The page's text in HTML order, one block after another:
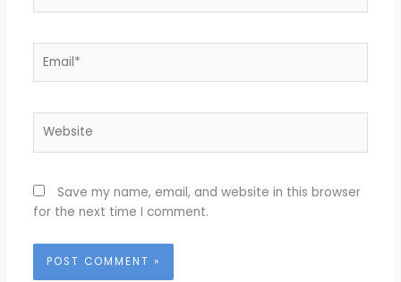
Save my name, email, and website in this browser
for the next time I comment.